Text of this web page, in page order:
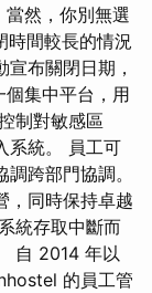
然，你別無選
時間較長的情況
布關閉日期，
集中平台，用
制對敏感區
系統。 員工可
跨部門協調。
，同時保持卓越
統存取中斷而
自 2014 年以
的員工管